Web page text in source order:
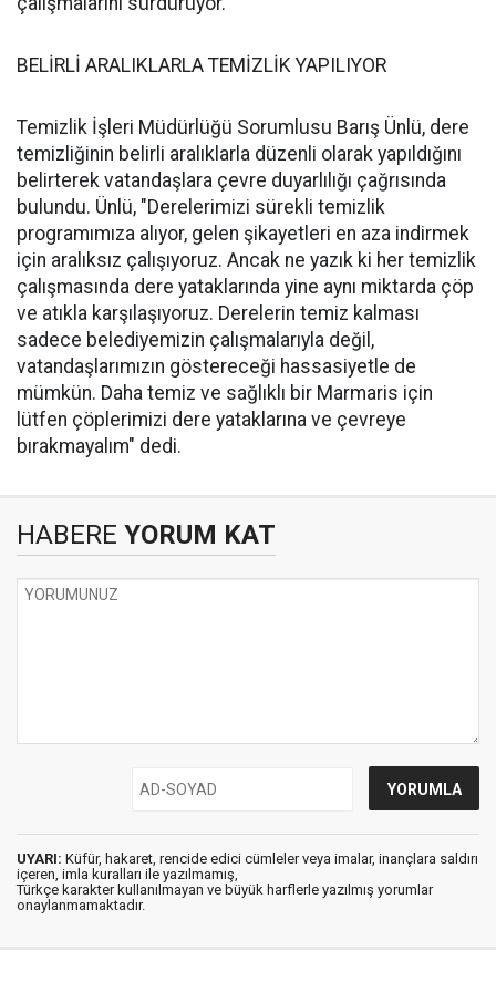
BELİRLİ ARALIKLARLA TEMİZLİK YAPILIYOR
Temizlik İşleri Müdürlüğü Sorumlusu Barış Ünlü, dere
temizliğinin belirli aralıklarla düzenli olarak yapıldığını
belirterek vatandaşlara çevre duyarlılığı çağrısında
bulundu. Ünlü, "Derelerimizi sürekli temizlik
programımıza alıyor, gelen şikayetleri en aza indirmek
için aralıksız çalışıyoruz. Ancak ne yazık ki her temizlik
çalışmasında dere yataklarında yine aynı miktarda çöp
ve atıkla karşılaşıyoruz. Derelerin temiz kalması
sadece belediyemizin çalışmalarıyla değil,
vatandaşlarımızın göstereceği hassasiyetle de
mümkün. Daha temiz ve sağlıklı bir Marmaris için
lütfen çöplerimizi dere yataklarına ve çevreye
bırakmayalım" dedi.
HABERE YORUM KAT
UYARI: Küfür, hakaret, rencide edici cümleler veya imalar, inançlara saldırı
içeren, imla kuralları ile yazılmamış,
Türkçe karakter kullanılmayan ve büyük harflerle yazılmış yorumlar
onaylanmamaktadır.